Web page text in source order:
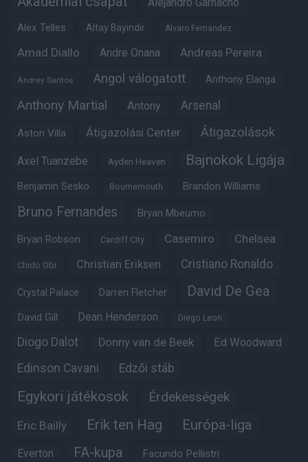
Alex Telles Altay Bayindir Alvaro Fernandez
Amad Diallo Andre Onana Andreas Pereira
Andrey Santos Angol válogatott Anthony Elanga
Anthony Martial Antony Arsenal
Aston Villa Átigazolási Center Átigazolások
Axel Tuanzebe Ayden Heaven Bajnokok Ligája
Benjamin Sesko Bournemouth Brandon Williams
Bruno Fernandes Bryan Mbeumo
Bryan Robson Cardiff City Casemiro Chelsea
Chido Obi Christian Eriksen Cristiano Ronaldo
Crystal Palace Darren Fletcher David De Gea
David Gill Dean Henderson Diego Leon
Diogo Dalot Donny van de Beek Ed Woodward
Edinson Cavani Edzői stáb
Egykori játékosok Érdekességek
Eric Bailly Erik ten Hag Európa-liga
Everton FA-kupa Facundo Pellistri